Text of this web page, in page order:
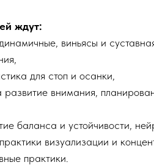
ждут:
виньясы и
для стоп и осанки,
внимания,
баланса и устойчивости,
визуализации и
практики.